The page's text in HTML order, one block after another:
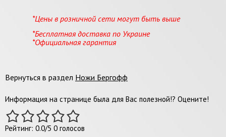
*Цены в розничной сети могут быть выше
*Бесплатная доставка по Украине
*Официальная гарантия
Вернуться в раздел Ножи Бергофф
Информация на странице была для Вас полезной!? Оцените!
Рейтинг: 0.0/5 0 голосов